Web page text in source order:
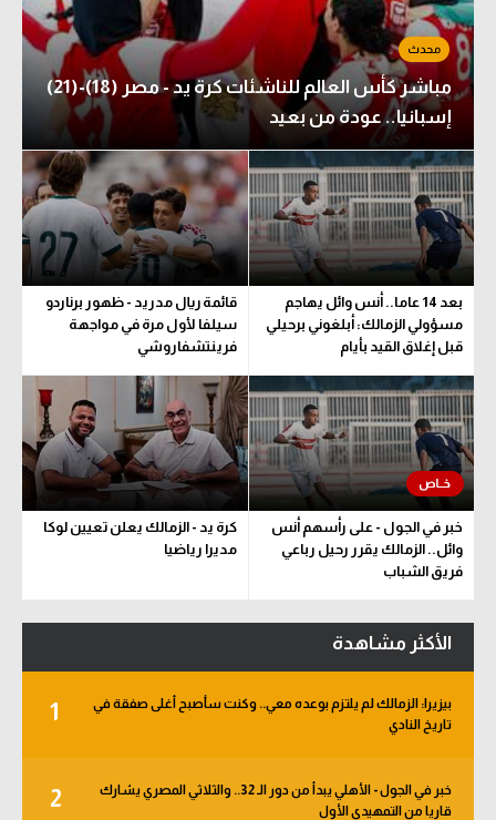
مباشر كأس العالم للناشئات كرة يد - مصر (18)-(21)
إسبانيا.. عودة من بعيد
بعد 14 عاما.. أنس وائل يهاجم
مسؤولي الزمالك: أبلغوني برحيلي
قبل إغلاق القيد بأيام
قائمة ريال مدريد - ظهور برناردو
سيلفا لأول مرة في مواجهة
فرينتشفاروشي
خبر في الجول - على رأسهم أنس
وائل.. الزمالك يقرر رحيل رباعي
فريق الشباب
كرة يد - الزمالك يعلن تعيين لوكا
مديرا رياضيا
الأكثر مشاهدة
1
بيزيرا: الزمالك لم يلتزم بوعده معي.. وكنت سأصبح أغلى صفقة في
تاريخ النادي
2
خبر في الجول - الأهلي يبدأ من دور الـ 32.. والثلاثي المصري يشارك
قاريا من التمهيدي الأول